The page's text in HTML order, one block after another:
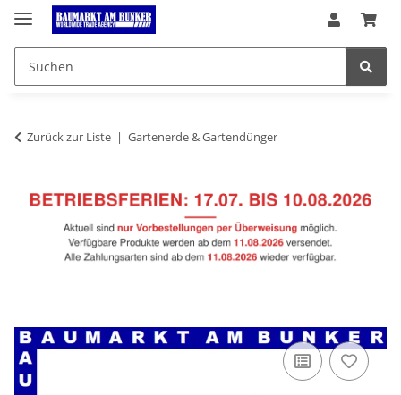
Zurück zur Liste Gartenerde & Gartendünger